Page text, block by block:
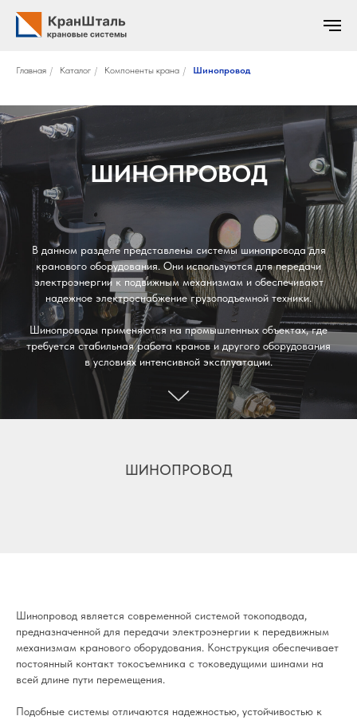
Главная / Каталог / Компоненты крана / Шинопровод
ШИНОПРОВОД
В данном разделе представлены системы шинопровода для
кранового оборудования. Они используются для передачи
электроэнергии к подвижным механизмам и обеспечивают
надежное электроснабжение грузоподъемной техники.
Шинопроводы применяются на промышленных объектах, где
требуется стабильная работа кранов и другого оборудования
в условиях интенсивной эксплуатации.
ШИНОПРОВОД
Шинопровод является современной системой токоподвода,
предназначенной для передачи электроэнергии к передвижным
механизмам кранового оборудования. Конструкция обеспечивает
постоянный контакт токосъемника с токоведущими шинами на
всей длине пути перемещения.
Подобные системы отличаются надежностью, устойчивостью к